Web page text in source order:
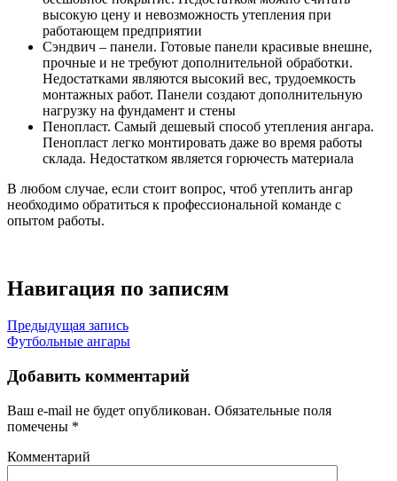
высокую цену и невозможность утепления при
работающем предприятии
Сэндвич – панели. Готовые панели красивые внешне,
прочные и не требуют дополнительной обработки.
Недостатками являются высокий вес, трудоемкость
монтажных работ. Панели создают дополнительную
нагрузку на фундамент и стены
Пенопласт. Самый дешевый способ утепления ангара.
Пенопласт легко монтировать даже во время работы
склада. Недостатком является горючесть материала
В любом случае, если стоит вопрос, чтоб утеплить ангар
необходимо обратиться к профессиональной команде с
опытом работы.
Навигация по записям
Предыдущая запись
Футбольные ангары
Добавить комментарий
Ваш e-mail не будет опубликован. Обязательные поля
помечены *
Комментарий